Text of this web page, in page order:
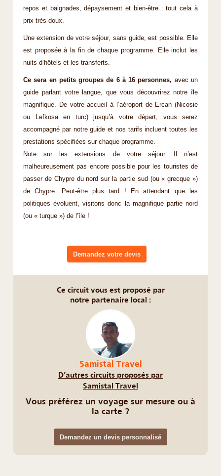
repos et baignades, dépaysement et bien-être : tout cela à
prix très doux.
Une extension de votre séjour, sans guide, est possible. Elle
est proposée à la fin de chaque programme. Elle inclut les
nuits d’hôtels et les transferts.
Ce sera en petits groupes de 6 à 16 personnes, avec un
guide parlant votre langue, que vous découvrirez notre île
magnifique. De votre accueil à l’aéroport de Ercan (Nicosie
ou Lefkosa en turc) jusqu’à votre départ, vous serez
accompagné par notre guide et nos tarifs incluent toutes les
prestations spécifiées sur chaque programme.
Note sur les extensions de votre séjour. Il n’est
malheureusement pas encore possible pour les touristes de
passer de Chypre du nord sur la partie sud (ou « grecque »)
de Chypre. Peut-être plus tard ! En attendant que les
politiques évoluent, visitons donc la magnifique partie nord
(ou « turque ») de l’île !
Demandez votre devis
Ce circuit vous est proposé par
notre partenaire local :
Samistal Travel
D’autres circuits proposés par
Samistal Travel
Vous préférez un voyage sur mesure ou à
la carte ?
Demandez un devis personnalisé